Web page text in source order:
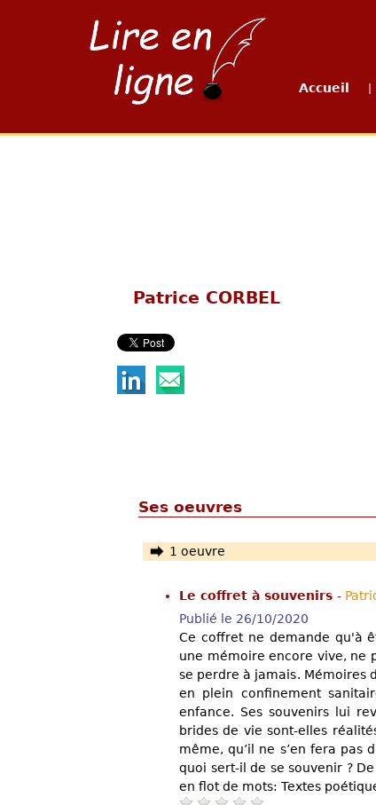
Accueil
Patrice CORBEL
Ses oeuvres
1 oeuvre
Le coffret à souvenirs -
Publié le 26/10/2020
Ce coffret ne demande qu'à
une mémoire encore vive, ne
se perdre à jamais. Mémoires
en plein confinement
enfance. Ses souvenirs lui
brides de vie sont-elles
même, qu’il ne s’en fera pas
quoi sert-il de se souvenir ?
en flot de mots: Textes